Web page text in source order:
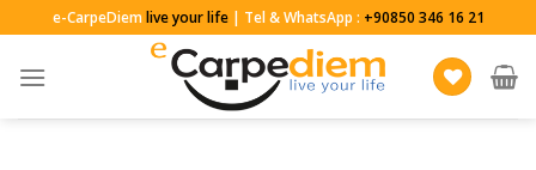
to
content
e-CarpeDiemlive your life| Tel & WhatsApp : +90850 346 16 21